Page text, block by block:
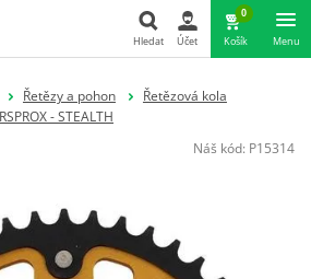
Hledat Účet
0
Košík Menu
Řetězy a pohon
Řetězová kola
- STEALTH
Náš kód: P15314